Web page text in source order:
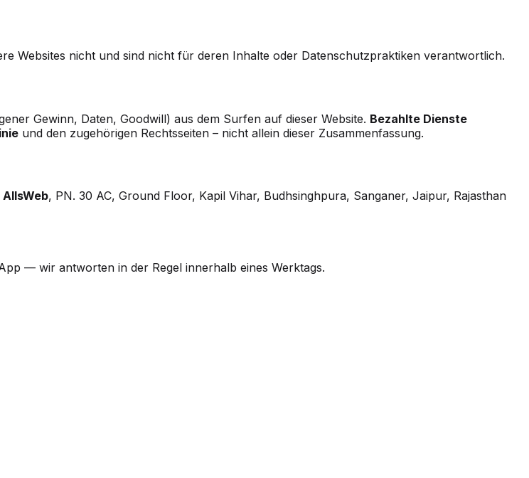
Websites nicht und sind nicht für deren Inhalte oder Datenschutzpraktiken verantwortlich.
Gewinn, Daten, Goodwill) aus dem Surfen auf dieser Website. Bezahlte Dienste
und den zugehörigen Rechtsseiten – nicht allein dieser Zusammenfassung.
AllsWeb, PN. 30 AC, Ground Floor, Kapil Vihar, Budhsinghpura, Sanganer, Jaipur, Rajasthan
— wir antworten in der Regel innerhalb eines Werktags.